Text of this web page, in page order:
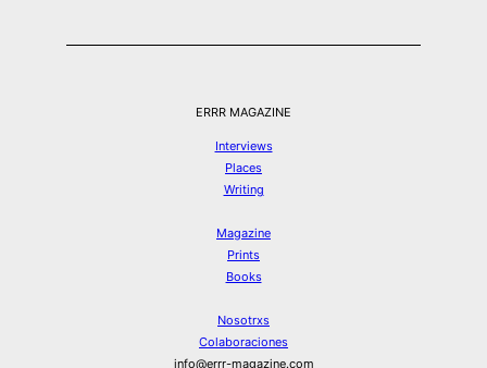
ERRR MAGAZINE
Interviews
Places
Writing
Magazine
Prints
Books
Nosotrxs
Colaboraciones
info@errr-magazine.com